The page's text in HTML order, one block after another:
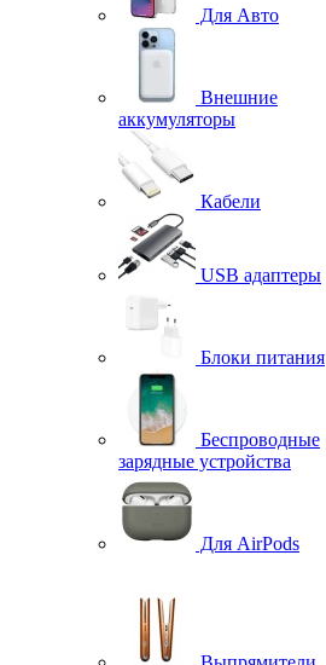
Для Авто
Внешние
аккумуляторы
Кабели
USB адаптеры
Блоки питания
Беспроводные
зарядные устройства
Для AirPods